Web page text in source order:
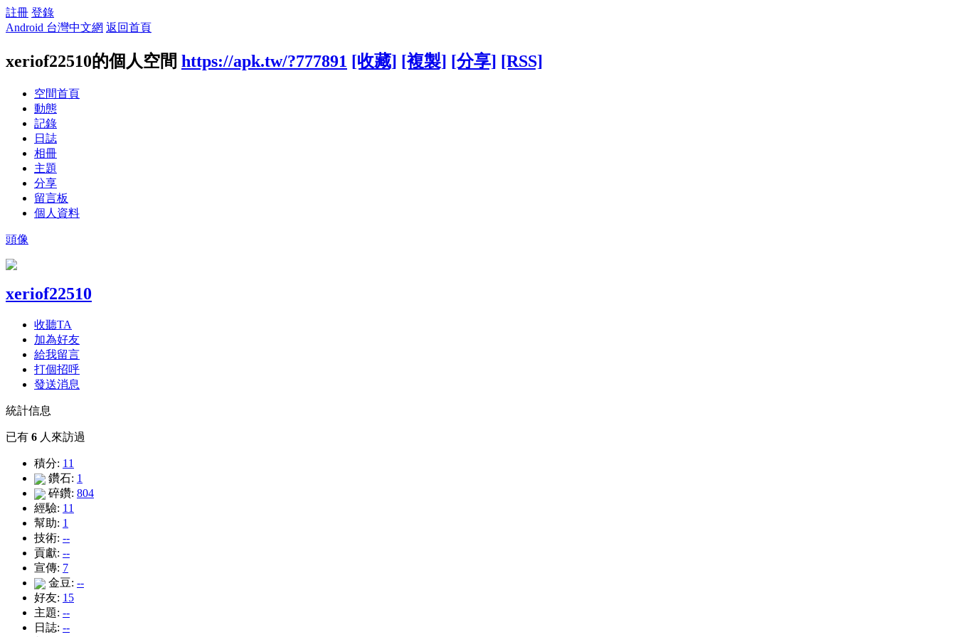
註冊 登錄
Android 台灣中文網 返回首頁
xeriof22510的個人空間 https://apk.tw/?777891 [收藏] [複製] [分享] [RSS]
空間首頁
動態
記錄
日誌
相冊
主題
分享
留言板
個人資料
頭像
xeriof22510
收聽TA
加為好友
給我留言
打個招呼
發送消息
統計信息
已有 6 人來訪過
積分: 11
鑽石: 1
碎鑽: 804
經驗: 11
幫助: 1
技術: --
貢獻: --
宣傳: 7
金豆: --
好友: 15
主題: --
日誌: --